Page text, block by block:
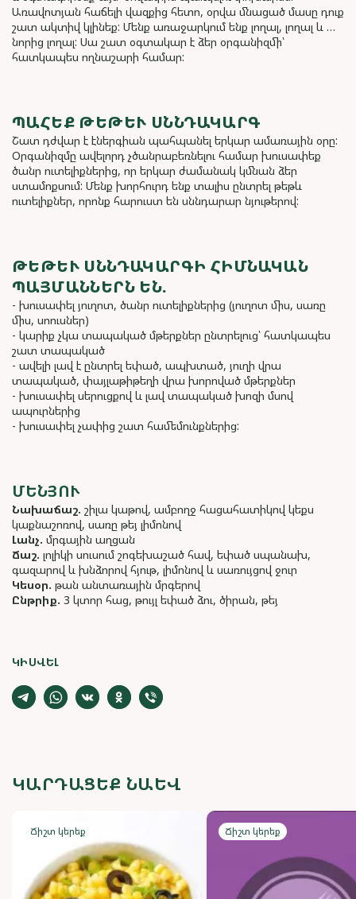
Առավոտյան հաճելի վազքից հետո, օրվա մնացած մասը դուք
շատ ակտիվ կլինեք: Մենք առաջարկում ենք լողալ, լողալ և …
նորից լողալ: Սա շատ օգտակար է ձեր օրգանիզմի՝
հատկապես ողնաշարի համար:
ՊԱՀԵՔ ԹԵԹԵՒ ՍՆՆԴԱԿԱՐԳ
Շատ դժվար է էներգիան պահպանել երկար ամառային օրը:
Օրգանիզմը ավելորդ չծանրաբեռնելու համար խուսափեք
ծանր ուտելիքներից, որ երկար ժամանակ կմնան ձեր
ստամոքսում: Մենք խորհուրդ ենք տալիս ընտրել թեթև
ուտելիքներ, որոնք հարուստ են սննդարար նյութերով:
ԹԵԹԵՒ ՍՆՆԴԱԿԱՐԳԻ ՀԻՄՆԱԿԱՆ Պ
ԱՅՄԱՆՆԵՐՆ ԵՆ.
- խուսափել յուղոտ, ծանր ուտելիքներից (յուղոտ միս, սառը
միս, սոուսներ)
- կարիք չկա տապակած մթերքներ ընտրելուց՝ հատկապես
շատ տապակած
- ավելի լավ է ընտրել եփած, ապխտած, յուղի վրա
տապակած, փայլաթիթեղի վրա խորոված մթերքներ
- խուսափել սերուցքով և լավ տապակած խոզի մսով
ապուրներից
- խուսափել չափից շատ համեմունքներից:
ՄԵՆՅՈՒ
Նախաճաշ. շիլա կաթով, ամբողջ հացահատիկով կեքս
կաքնաշոռով, սառը թեյ լիմոնով
Լանչ. մրգային աղցան
Ճաշ. լոլիկի սուսում շոգեխաշած հավ, եփած սպանախ,
գազարով և խնձորով հյութ, լիմոնով և սառույցով ջուր
Կեսօր. թան անտառային մրգերով
Ընթրիք. 3 կտոր հաց, թույլ եփած ձու, ծիրան, թեյ
ԿԻՍՎԵԼ
ԿԱՐԴԱՑԵՔ ՆԱԵՎ
Ճիշտ կերեք Ճիշտ կերեք